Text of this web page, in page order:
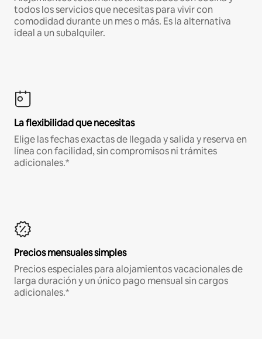
todos los servicios que necesitas para vivir con
comodidad durante un mes o más. Es la alternativa
ideal a un subalquiler.
La flexibilidad que necesitas
Elige las fechas exactas de llegada y salida y reserva en
línea con facilidad, sin compromisos ni trámites
adicionales.*
Precios mensuales simples
Precios especiales para alojamientos vacacionales de
larga duración y un único pago mensual sin cargos
adicionales.*